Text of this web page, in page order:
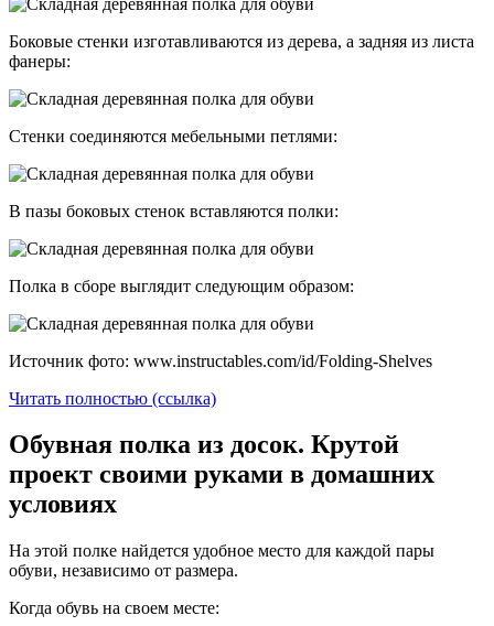
Боковые стенки изготавливаются из дерева, а задняя из листа
фанеры:
Стенки соединяются мебельными петлями:
В пазы боковых стенок вставляются полки:
Полка в сборе выглядит следующим образом:
Источник фото: www.instructables.com/id/Folding-Shelves
Читать полностью (ссылка)
Обувная полка из досок. Крутой
проект своими руками в домашних
условиях
На этой полке найдется удобное место для каждой пары
обуви, независимо от размера.
Когда обувь на своем месте: